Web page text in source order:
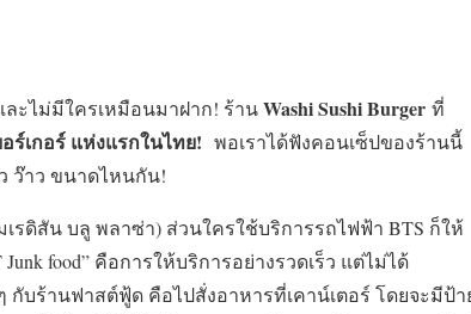
ะไม่มีใครเหมือนมาฝาก! ร้านWashi Sushi Burger ที่
ร์เกอร์ แห่งแรกในไทย! พอเราได้ฟังคอนเซ็ปของร้านนี้
ว๊าว ขนาดไหนกัน!
รดิสัน บลู พลาซ่า) ส่วนใครใช้บริการรถไฟฟ้า BTS ก็ให้
food” คือการให้บริการอย่างรวดเร็ว แต่ไม่ได้
กับร้านฟาสต์ฟู้ด คือไปสั่งอาหารที่เคาน์เตอร์ โดยจะมีป้า